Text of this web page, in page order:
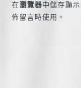
在瀏覽器中儲存顯
佈留言時使用。